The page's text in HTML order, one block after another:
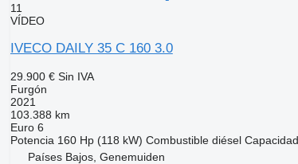
11
VÍDEO
IVECO DAILY 35 C 160 3.0
29.900 € Sin IVA
Furgón
2021
103.388 km
Euro 6
Potencia 160 Hp (118 kW) Combustible diésel
Países Bajos, Genemuiden